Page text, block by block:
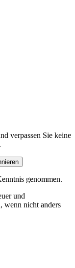
verpassen Sie keine
genommen.
und
wenn nicht anders